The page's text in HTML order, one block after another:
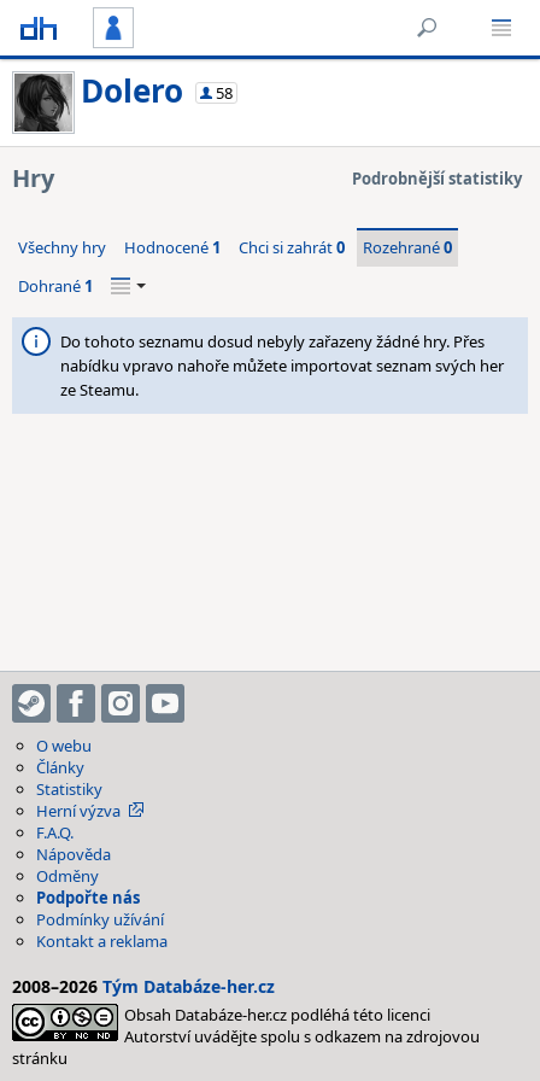
Dolero 58
Hry Podrobnější statistiky
Všechny hry Hodnocené 1 Chci si zahrát0 Rozehrané0
Dohrané 1
Do tohoto seznamu dosud nebyly zařazeny žádné hry. Přes
nabídku vpravo nahoře můžete importovat seznam svých her
ze Steamu.
O webu
Články
Statistiky
Herní výzva
F.A.Q.
Nápověda
Odměny
Podpořte nás
Podmínky užívání
Kontakt a reklama
2008–2026 Tým Databáze-her.cz
Obsah Databáze-her.cz podléhá této licenci
Autorství uvádějte spolu s odkazem na zdrojovou
stránku